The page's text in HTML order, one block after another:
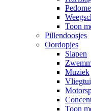
Toon
Pillendoosjes
Oordopjes
Slapen
Muziek
Toon